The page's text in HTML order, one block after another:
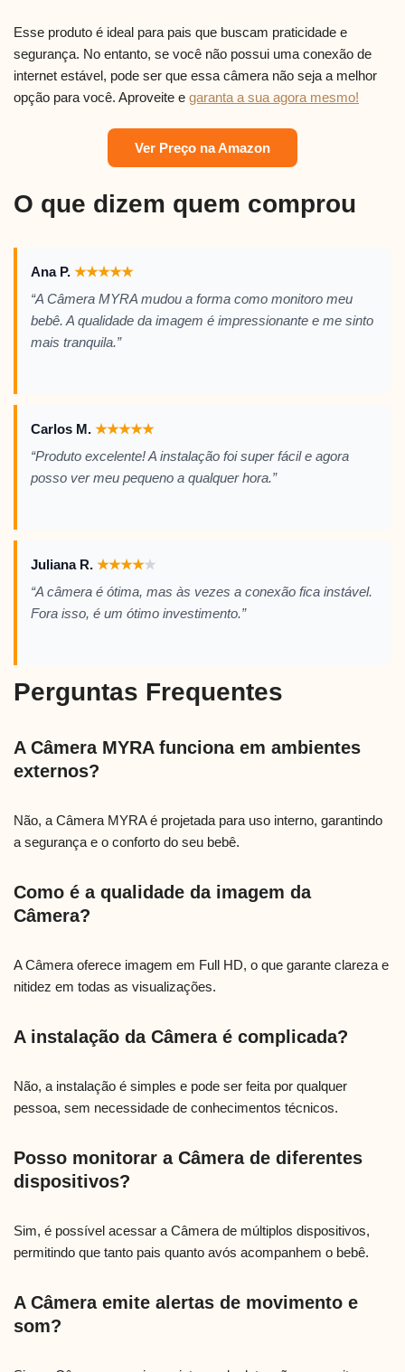
Esse produto é ideal para pais que buscam praticidade e
segurança. No entanto, se você não possui uma conexão de
internet estável, pode ser que essa câmera não seja a melhor
opção para você. Aproveite e garanta a sua agora mesmo!
Ver Preço na Amazon
O que dizem quem comprou
Ana P. ★★★★★
“A Câmera MYRA mudou a forma como monitoro meu
bebê. A qualidade da imagem é impressionante e me sinto
mais tranquila.”
Carlos M. ★★★★★
“Produto excelente! A instalação foi super fácil e agora
posso ver meu pequeno a qualquer hora.”
Juliana R. ★★★★★
“A câmera é ótima, mas às vezes a conexão fica instável.
Fora isso, é um ótimo investimento.”
Perguntas Frequentes
A Câmera MYRA funciona em ambientes
externos?
Não, a Câmera MYRA é projetada para uso interno, garantindo
a segurança e o conforto do seu bebê.
Como é a qualidade da imagem da
Câmera?
A Câmera oferece imagem em Full HD, o que garante clareza e
nitidez em todas as visualizações.
A instalação da Câmera é complicada?
Não, a instalação é simples e pode ser feita por qualquer
pessoa, sem necessidade de conhecimentos técnicos.
Posso monitorar a Câmera de diferentes
dispositivos?
Sim, é possível acessar a Câmera de múltiplos dispositivos,
permitindo que tanto pais quanto avós acompanhem o bebê.
A Câmera emite alertas de movimento e
som?